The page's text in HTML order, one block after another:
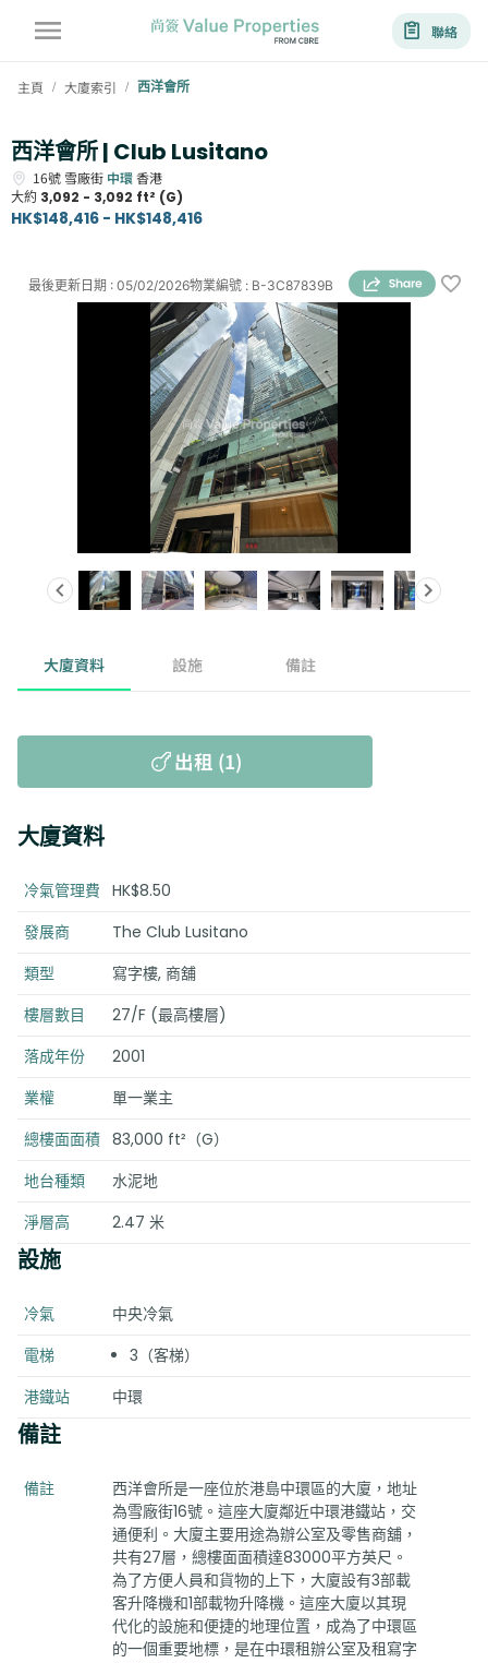
聯絡
主頁 / 大廈索引 / 西洋會所
西洋會所 | Club Lusitano
16號 雪廠街 中環香港
大約 3,092 - 3,092 ft² (G)
HK$148,416 - HK$148,416
物業編號 : B-3C87839B
最後更新日期 : 05/02/2026
大廈資料 設施 備註
出租 (1)
大廈資料
冷氣管理費 HK$8.50
發展商
The Club Lusitano
類型
寫字樓, 商舖
樓層數目
27/F (最高樓層)
落成年份
2001
業權
單一業主
總樓面面積 83,000 ft²（G）
地台種類
水泥地
淨層高
2.47 米
設施
冷氣
中央冷氣
電梯
3（客梯）
港鐵站
中環
備註
備註
西洋會所是一座位於港島中環區的大廈，地址
為雪廠街16號。這座大廈鄰近中環港鐵站，交
通便利。大廈主要用途為辦公室及零售商舖，
共有27層，總樓面面積達83000平方英尺。
為了方便人員和貨物的上下，大廈設有3部載
客升降機和1部載物升降機。這座大廈以其現
代化的設施和便捷的地理位置，成為了中環區
的一個重要地標，是在中環租辦公室及租寫字